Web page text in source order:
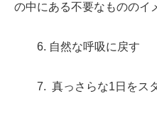
の中にある不要なもののイ
6. 自然な呼吸に戻す
7. 真っさらな1日をス